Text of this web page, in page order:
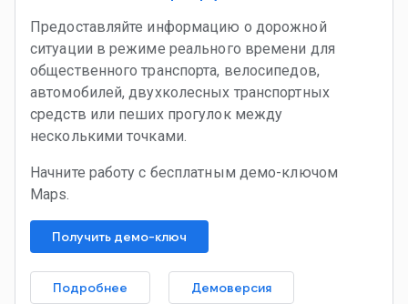
Предоставляйте информацию о дорожной
ситуации в режиме реального времени для
общественного транспорта, велосипедов,
автомобилей, двухколесных транспортных
средств или пеших прогулок между
несколькими точками.
Начните работу с бесплатным демо-ключом
Maps.
Получить демо-ключ
Подробнее Демоверсия